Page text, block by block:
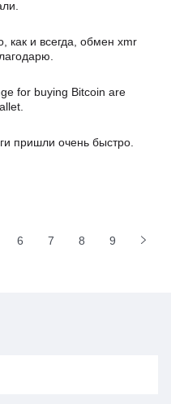
и всегда, обмен xmr
for buying Bitcoin are
пришли очень быстро.
6 7 8 9